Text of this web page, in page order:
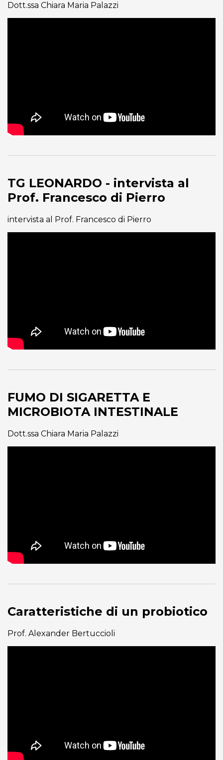
Dott.ssa Chiara Maria Palazzi
TG LEONARDO - intervista al
Prof. Francesco di Pierro
intervista al Prof. Francesco di Pierro
FUMO DI SIGARETTA E
MICROBIOTA INTESTINALE
Dott.ssa Chiara Maria Palazzi
Caratteristiche di un probiotico
Prof. Alexander Bertuccioli